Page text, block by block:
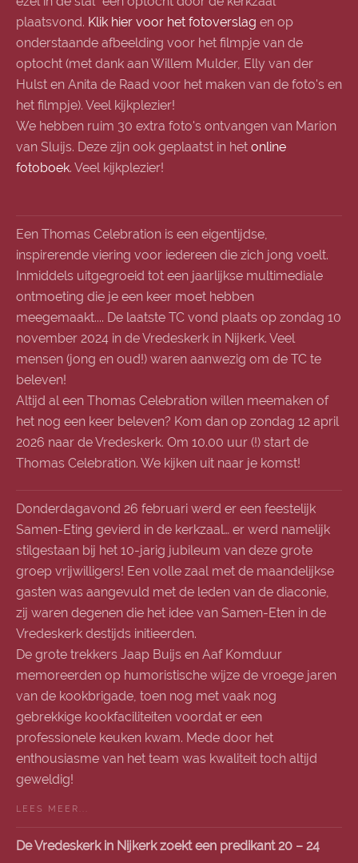
plaatsvond. Klik hier voor het fotoverslag en op
onderstaande afbeelding voor het filmpje van de
optocht (met dank aan Willem Mulder, Elly van der
Hulst en Anita de Raad voor het maken van de foto's en
het filmpje). Veel kijkplezier!
We hebben ruim 30 extra foto's ontvangen van Marion
van Sluijs. Deze zijn ook geplaatst in het online
fotoboek. Veel kijkplezier!
Een Thomas Celebration is een eigentijdse,
inspirerende viering voor iedereen die zich jong voelt.
Inmiddels uitgegroeid tot een jaarlijkse multimediale
ontmoeting die je een keer moet hebben
meegemaakt.... De laatste TC vond plaats op zondag 10
november 2024 in de Vredeskerk in Nijkerk. Veel
mensen (jong en oud!) waren aanwezig om de TC te
beleven!
Altijd al een Thomas Celebration willen meemaken of
het nog een keer beleven? Kom dan op zondag 12 april
2026 naar de Vredeskerk. Om 10.00 uur (!) start de
Thomas Celebration. We kijken uit naar je komst!
Donderdagavond 26 februari werd er een feestelijk
Samen-Eting gevierd in de kerkzaal… er werd namelijk
stilgestaan bij het 10-jarig jubileum van deze grote
groep vrijwilligers! Een volle zaal met de maandelijkse
gasten was aangevuld met de leden van de diaconie,
zij waren degenen die het idee van Samen-Eten in de
Vredeskerk destijds initieerden.
De grote trekkers Jaap Buijs en Aaf Komduur
memoreerden op humoristische wijze de vroege jaren
van de kookbrigade, toen nog met vaak nog
gebrekkige kookfaciliteiten voordat er een
professionele keuken kwam. Mede door het
enthousiasme van het team was kwaliteit toch altijd
geweldig!
LEES MEER...
De Vredeskerk in Nijkerk zoekt een predikant 20 – 24